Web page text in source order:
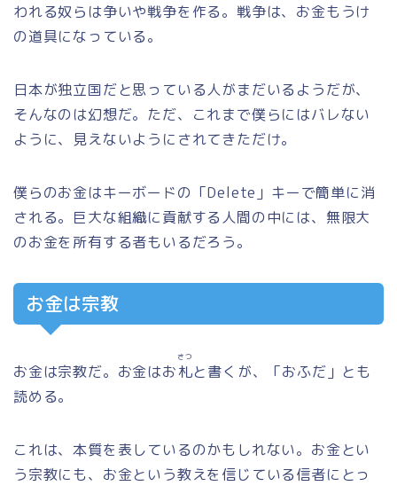
われる奴らは争いや戦争を作る。戦争は、お金もうけ
の道具になっている。
日本が独立国だと思っている人がまだいるようだが、
そんなのは幻想だ。ただ、これまで僕らにはバレない
ように、見えないようにされてきただけ。
僕らのお金はキーボードの「Delete」キーで簡単に消
される。巨大な組織に貢献する人間の中には、無限大
のお金を所有する者もいるだろう。
お金は宗教
お金は宗教だ。お金はお札
さつ
と書くが、「おふだ」とも
読める。
これは、本質を表しているのかもしれない。お金とい
う宗教にも、お金という教えを信じている信者にとっ